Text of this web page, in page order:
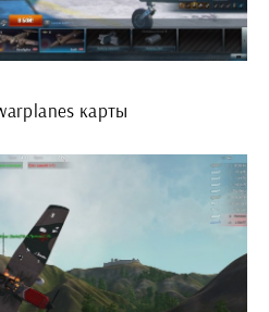
карты